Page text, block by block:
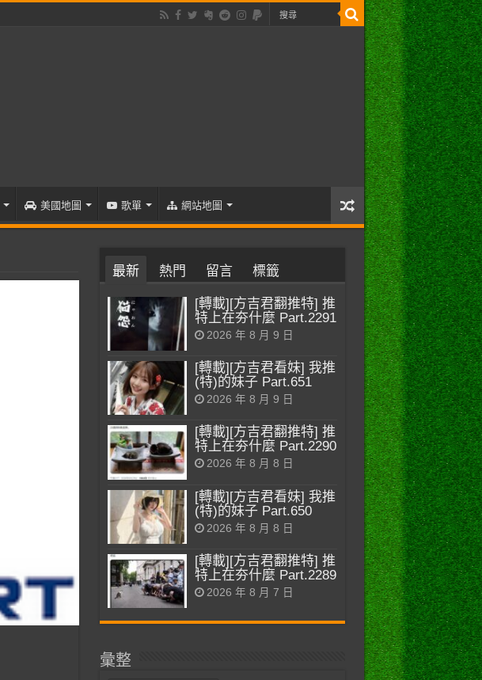
美國地圖 歌單 網站地圖
最新 熱門 留言 標籤
[轉載][方吉君翻推特] 推
特上在夯什麼 Part.2291
2026 年 8 月 9 日
[轉載][方吉君看妹] 我推
(特)的妹子 Part.651
2026 年 8 月 9 日
[轉載][方吉君翻推特] 推
特上在夯什麼 Part.2290
2026 年 8 月 8 日
[轉載][方吉君看妹] 我推
(特)的妹子 Part.650
2026 年 8 月 8 日
[轉載][方吉君翻推特] 推
特上在夯什麼 Part.2289
2026 年 8 月 7 日
彙整